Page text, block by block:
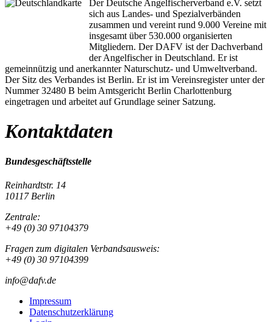
Der Deutsche Angelfischerverband e.V. setzt
sich aus Landes- und Spezialverbänden
zusammen und vereint rund 9.000 Vereine mit
insgesamt über 530.000 organisierten
Mitgliedern. Der DAFV ist der Dachverband
der Angelfischer in Deutschland. Er ist
gemeinnützig und anerkannter Naturschutz- und Umweltverband.
Der Sitz des Verbandes ist Berlin. Er ist im Vereinsregister unter der
Nummer 32480 B beim Amtsgericht Berlin Charlottenburg
eingetragen und arbeitet auf Grundlage seiner Satzung.
Kontaktdaten
Bundesgeschäftsstelle
Reinhardtstr. 14
10117 Berlin
Zentrale:
+49 (0) 30 97104379
Fragen zum digitalen Verbandsausweis:
+49 (0) 30 97104399
info@dafv.de
Impressum
Datenschutzerklärung